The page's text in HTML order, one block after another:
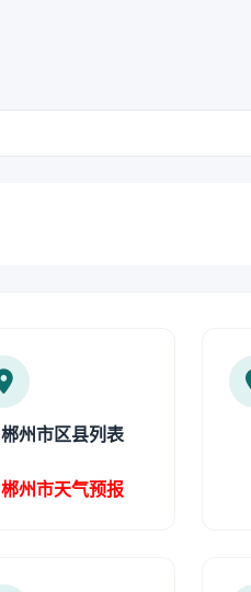
郴州市区县列表
郴州市天气预报